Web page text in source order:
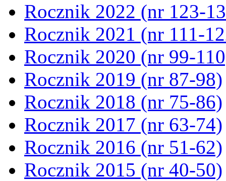
Rocznik 2022 (nr 123-
Rocznik 2021 (nr 111-
Rocznik 2020 (nr 99-
Rocznik 2019 (nr 87-98)
Rocznik 2018 (nr 75-86)
Rocznik 2017 (nr 63-74)
Rocznik 2016 (nr 51-62)
Rocznik 2015 (nr 40-50)